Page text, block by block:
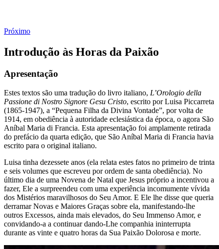
Próximo
Introdução às Horas da Paixão
Apresentação
Estes textos são uma tradução do livro italiano, L’Orologio della
Passione di Nostro Signore Gesu Cristo, escrito por Luisa Piccarreta
(1865-1947), a “Pequena Filha da Divina Vontade”, por volta de
1914, em obediência à autoridade eclesiástica da época, o agora São
Aníbal Maria di Francia. Esta apresentação foi amplamente retirada
do prefácio da quarta edição, que São Aníbal Maria di Francia havia
escrito para o original italiano.
Luisa tinha dezessete anos (ela relata estes fatos no primeiro de trinta
e seis volumes que escreveu por ordem de santa obediência). No
último dia de uma Novena de Natal que Jesus próprio a incentivou a
fazer, Ele a surpreendeu com uma experiência incomumente vívida
dos Mistérios maravilhosos do Seu Amor. E Ele lhe disse que queria
derramar Novas e Maiores Graças sobre ela, manifestando-lhe
outros Excessos, ainda mais elevados, do Seu Immenso Amor, e
convidando-a a continuar dando-Lhe companhia ininterrupta
durante as vinte e quatro horas da Sua Paixão Dolorosa e morte.